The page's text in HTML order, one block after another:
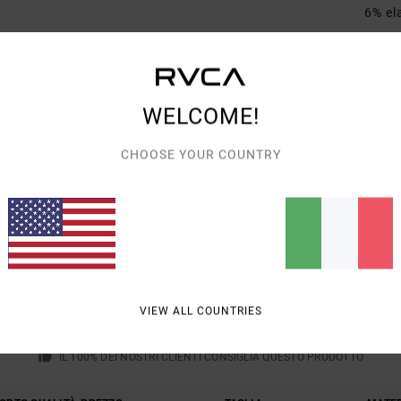
6%
IL 100% DEI NOSTRI CLIENTI CONSIGLIA QUESTO PRODOTTO
WELCOME!
CHOOSE YOUR COUNTRY
VIEW ALL COUNTRIES